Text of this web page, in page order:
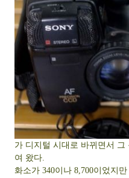
가 디지털 시대로 바뀌면서 그
여 왔다.
화소가 340이나 8,700이었지